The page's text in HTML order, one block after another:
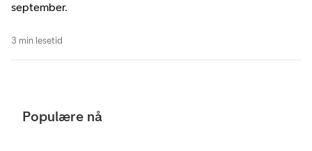
september.
3 min lesetid
Populære nå